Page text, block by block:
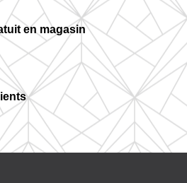
en magasin